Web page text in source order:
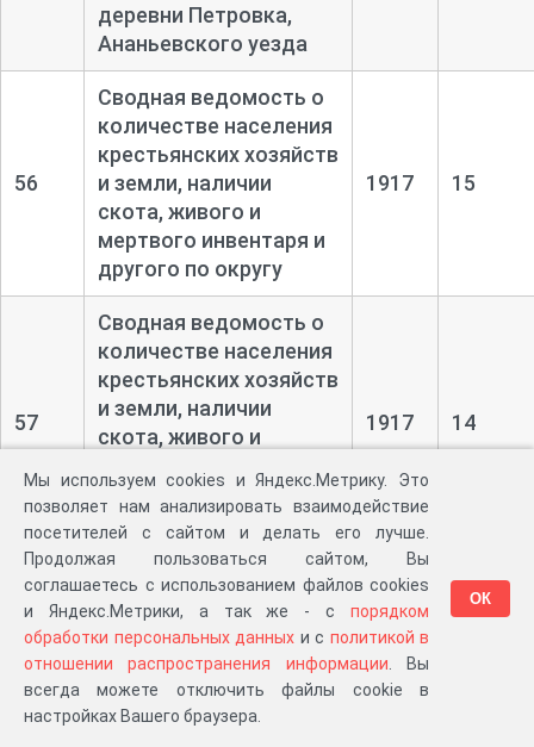
деревни Петровка,
Ананьевского уезда
56
Сводная ведомость о
количестве населения
крестьянских хозяйств
и земли, наличии
скота, живого и
мертвого инвентаря и
другого по округу
1917 15
57
Сводная ведомость о
количестве населения
крестьянских хозяйств
и земли, наличии
скота, живого и
другого по Ново-
Одесскому району
1917 14
58
Ведомость со
сведениями о наличии
частновладельческих
хозяйств по
Ольгопольской
волости
1917
Мы используем cookies и Яндекс.Метрику. Это
позволяет нам анализировать взаимодействие
посетителей с сайтом и делать его лучше.
Продолжая пользоваться сайтом, Вы
соглашаетесь с использованием файлов cookies
и Яндекс.Метрики, а так же - с порядком
обработки персональных данных и с политикой в
отношении распространения информации . Вы
всегда можете отключить файлы cookie в
настройках Вашего браузера.
ОК